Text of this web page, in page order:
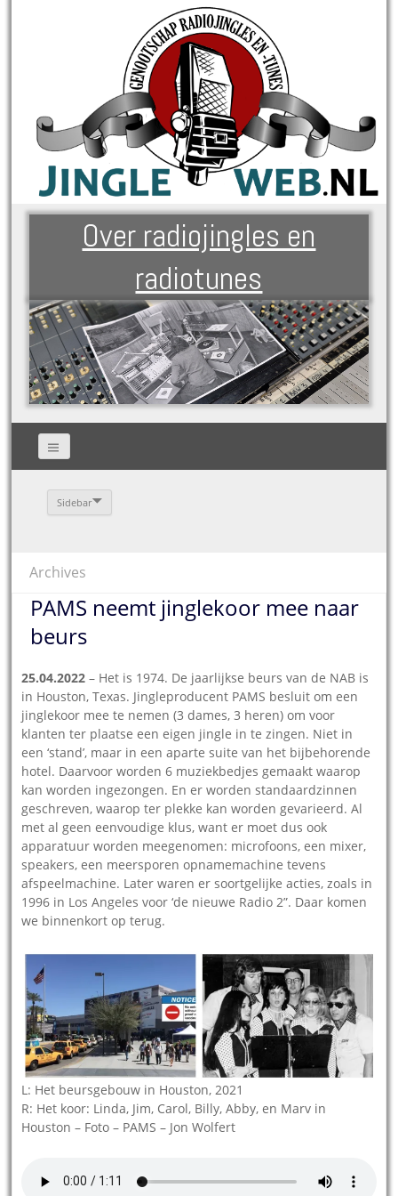
Over radiojingles en
radiotunes
Sidebar
Archives
PAMS neemt jinglekoor mee naar
beurs
25.04.2022 – Het is 1974. De jaarlijkse beurs van de NAB is
in Houston, Texas. Jingleproducent PAMS besluit om een
jinglekoor mee te nemen (3 dames, 3 heren) om voor
klanten ter plaatse een eigen jingle in te zingen. Niet in
een ‘stand’, maar in een aparte suite van het bijbehorende
hotel. Daarvoor worden 6 muziekbedjes gemaakt waarop
kan worden ingezongen. En er worden standaardzinnen
geschreven, waarop ter plekke kan worden gevarieerd. Al
met al geen eenvoudige klus, want er moet dus ook
apparatuur worden meegenomen: microfoons, een mixer,
speakers, een meersporen opnamemachine tevens
afspeelmachine. Later waren er soortgelijke acties, zoals in
1996 in Los Angeles voor ‘de nieuwe Radio 2”. Daar komen
we binnenkort op terug.
L: Het beursgebouw in Houston, 2021
R: Het koor: Linda, Jim, Carol, Billy, Abby, en Marv in
Houston – Foto – PAMS – Jon Wolfert